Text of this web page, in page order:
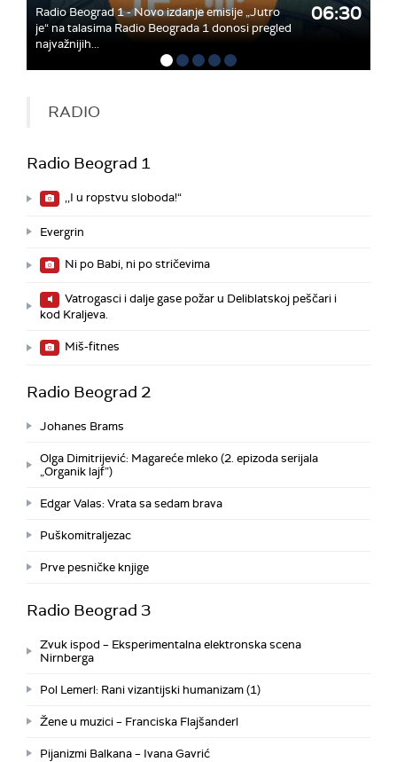
Radio Beograd 1 - Novo izdanje emisije „Jutro
je“ na talasima Radio Beograda 1 donosi pregled
najvažnijih...
06:30
RADIO
Radio Beograd 1
,,I u ropstvu sloboda!“
Evergrin
Ni po Babi, ni po stričevima
Vatrogasci i dalje gase požar u Deliblatskoj peščari i
kod Kraljeva.
Miš-fitnes
Radio Beograd 2
Johanes Brams
Olga Dimitrijević: Magareće mleko (2. epizoda serijala
„Organik lajf”)
Edgar Valas: Vrata sa sedam brava
Puškomitraljezac
Prve pesničke knjige
Radio Beograd 3
Zvuk ispod – Eksperimentalna elektronska scena
Nirnberga
Pol Lemerl: Rani vizantijski humanizam (1)
Žene u muzici – Franciska Flajšanderl
Pijanizmi Balkana – Ivana Gavrić